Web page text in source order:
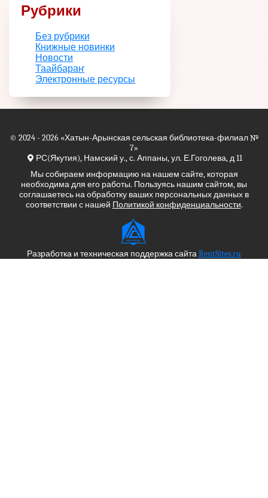
Рубрики
Без рубрики
Книжные новинки
Новости
Таайбараҥ
Электронные ресурсы
© 2024 - 2026 «Хатын-Арынская сельская библиотека-филиал №
7»
РС(Якутия), Намский у., с. Аппаны, ул. Е.Гоголева, д 11
Мы собираем информацию на нашем сайте, которая
необходима для его работы. Пользуясь нашим сайтом, вы
соглашаетесь на обработку ваших персональных данных в
соответствии с нашей Политикой конфиденциальности.
Разработка и техническая поддержка сайтаRentSites.ru